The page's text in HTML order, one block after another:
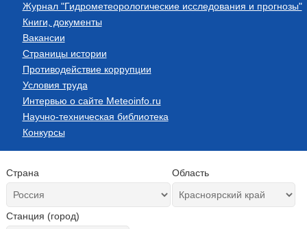
Журнал "Гидрометеорологические исследования и прогнозы"
Книги, документы
Вакансии
Страницы истории
Противодействие коррупции
Условия труда
Интервью о сайте Meteoinfo.ru
Научно-техническая библиотека
Конкурсы
Страна Область
Станция (город)